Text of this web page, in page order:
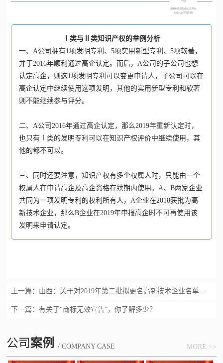
Ⅰ类与Ⅱ类知识产权的举例分析
一、A公司拥有1项发明专利、5项实用新型专利、5项软著，
并于2016年顺利通过高企认定。 而后，A公司的子公司也想
认定高企，则这1项发明专利可以变更申请人，子公司可以在
高企认定中继续使用这项发明，其他的实用新型专利和软著
则不能继续参与评分。
二、A公司2016年通过高企认定，那么2019年重新认定时，
也只有Ⅰ类的发明专利可以在知识产权评价中继续使用，其
他的都不可以。
三、同时还要注意，知识产权有多个权属人时，只能由一个
权属人在申请高企及高企资格存续期内使用。A、B两家企业
共同为一项发明专利的权利所有人，A企业在2018获批为高
新技术企业 ，那么B企业在2019年申报高企时不可再使用该
发明来申请认定。
上一篇： 山西：关于对2019年第二批拟更名高新技术企业名单的公示
下一篇： 有关于“商标无效宣告”，你了解多少？
公司案例 / COMPANY CASE MORE >>